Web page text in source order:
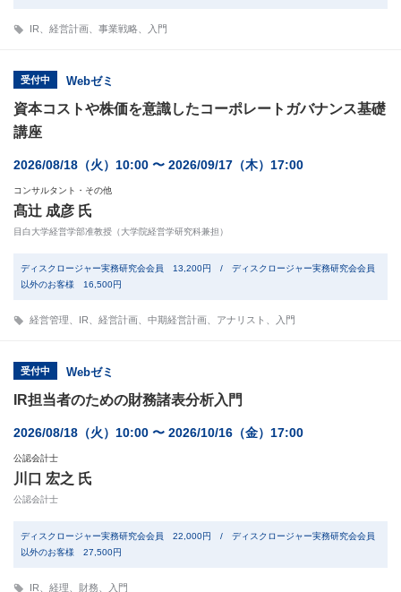
IR 経営計画 事業戦略 入門
受付中 Webゼミ
資本コストや株価を意識したコーポレートガバナンス基礎
講座
2026/08/18（火）10:00 〜 2026/09/17（木）17:00
コンサルタント・その他
髙辻 成彦 氏
目白大学経営学部准教授（大学院経営学研究科兼担）
ディスクロージャー実務研究会会員 13,200円 / ディスクロージャー実務研究会会員
以外のお客様 16,500円
経営管理 IR 経営計画 中期経営計画 アナリスト 入門
受付中 Webゼミ
IR担当者のための財務諸表分析入門
2026/08/18（火）10:00 〜 2026/10/16（金）17:00
公認会計士
川口 宏之 氏
公認会計士
ディスクロージャー実務研究会会員 22,000円 / ディスクロージャー実務研究会会員
以外のお客様 27,500円
IR 経理 財務 入門